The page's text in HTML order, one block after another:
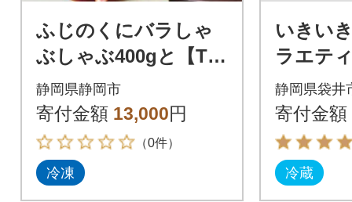
ふじのくにバラしゃ
ぶしゃぶ400gと【Th
e Oniku】豚の加工品
セット
静岡県静岡市
寄付金額 13,000円
（0件）
冷凍
いきい
ラエテ
×1セッ
静岡県袋井
寄付金額
冷蔵